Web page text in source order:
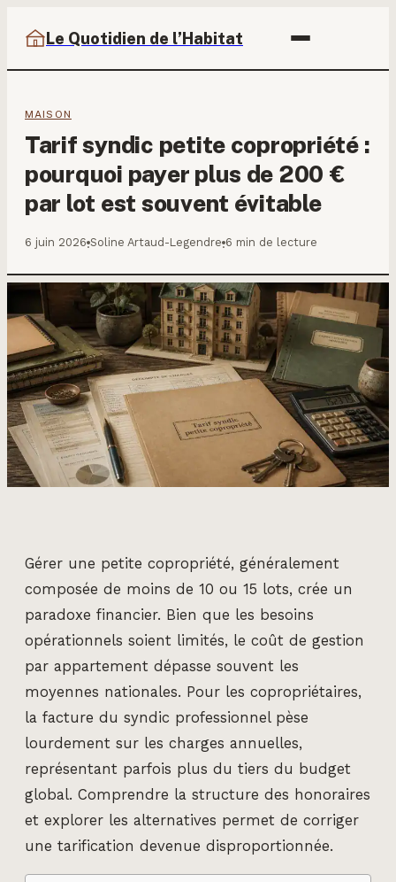
Le Quotidien de l’Habitat
MAISON
Tarif syndic petite copropriété :
pourquoi payer plus de 200 €
par lot est souvent évitable
6 juin 2026·Soline Artaud-Legendre·6 min de lecture
Gérer une petite copropriété, généralement
composée de moins de 10 ou 15 lots, crée un
paradoxe financier. Bien que les besoins
opérationnels soient limités, le coût de gestion
par appartement dépasse souvent les
moyennes nationales. Pour les copropriétaires,
la facture du syndic professionnel pèse
lourdement sur les charges annuelles,
représentant parfois plus du tiers du budget
global. Comprendre la structure des honoraires
et explorer les alternatives permet de corriger
une tarification devenue disproportionnée.